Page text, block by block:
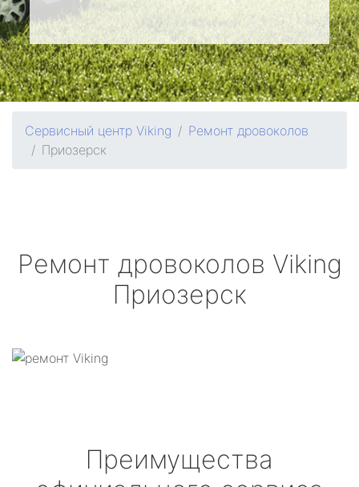
Сервисный центр Viking
Ремонт дровоколов
Приозерск
Ремонт дровоколов Viking
Приозерск
Преимущества